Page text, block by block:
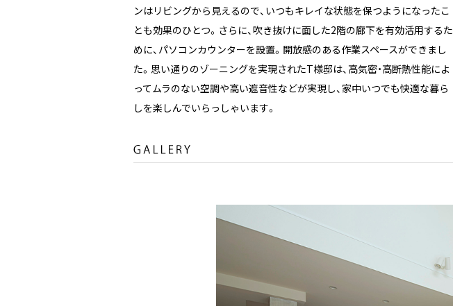
ンはリビングから見えるので、いつもキレイな状態を保つようになったこ
とも効果のひとつ。さらに、吹き抜けに面した2階の廊下を有効活用するた
めに、パソコンカウンターを設置。開放感のある作業スペースができまし
た。思い通りのゾーニングを実現されたT様邸は、高気密・高断熱性能によ
ってムラのない空調や高い遮音性などが実現し、家中いつでも快適な暮ら
しを楽しんでいらっしゃいます。